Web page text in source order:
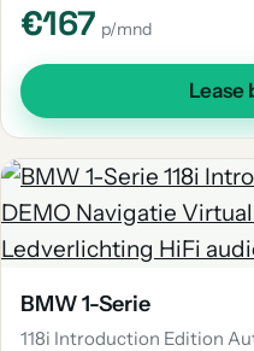
€167 p/mnd
Lease
BMW 1-Serie
118i Introduction Edition